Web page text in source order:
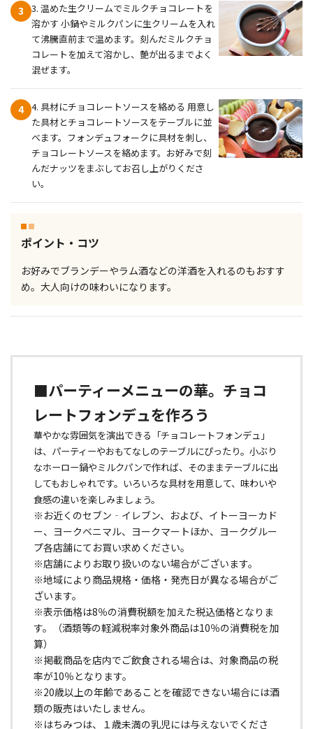
3
3. 温めた生クリームでミルクチョコレートを
溶かす 小鍋やミルクパンに生クリームを入れ
て沸騰直前まで温めます。刻んだミルクチョ
コレートを加えて溶かし、艶が出るまでよく
混ぜます。
4 4. 具材にチョコレートソースを絡める 用意し
た具材とチョコレートソースをテーブルに並
べます。フォンデュフォークに具材を刺し、
チョコレートソースを絡めます。お好みで刻
んだナッツをまぶしてお召し上がりくださ
い。
ポイント・コツ
お好みでブランデーやラム酒などの洋酒を入れるのもおすす
め。大人向けの味わいになります。
■パーティーメニューの華。チョコ
レートフォンデュを作ろう
華やかな雰囲気を演出できる「チョコレートフォンデュ」
は、パーティーやおもてなしのテーブルにぴったり。小ぶり
なホーロー鍋やミルクパンで作れば、そのままテーブルに出
してもおしゃれです。いろいろな具材を用意して、味わいや
食感の違いを楽しみましょう。
※お近くのセブン‐イレブン、および、イトーヨーカド
ー、ヨークベニマル、ヨークマートほか、ヨークグルー
プ各店舗にてお買い求めください。
※店舗によりお取り扱いのない場合がございます。
※地域により商品規格・価格・発売日が異なる場合がご
ざいます。
※表示価格は8％の消費税額を加えた税込価格となりま
す。（酒類等の軽減税率対象外商品は10％の消費税を加
算）
※掲載商品を店内でご飲食される場合は、対象商品の税
率が10％となります。
※20歳以上の年齢であることを確認できない場合には酒
類の販売はいたしません。
※はちみつは、１歳未満の乳児には与えないでくださ